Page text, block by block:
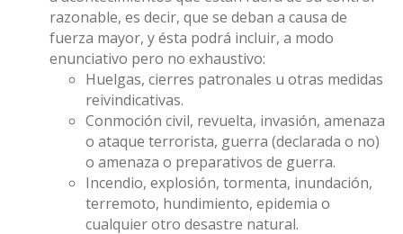
razonable, es decir, que se deban a causa de
fuerza mayor, y ésta podrá incluir, a modo
enunciativo pero no exhaustivo:
Huelgas, cierres patronales u otras medidas
reivindicativas.
Conmoción civil, revuelta, invasión, amenaza
o ataque terrorista, guerra (declarada o no)
o amenaza o preparativos de guerra.
Incendio, explosión, tormenta, inundación,
terremoto, hundimiento, epidemia o
cualquier otro desastre natural.